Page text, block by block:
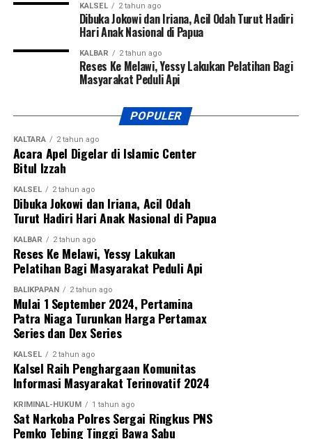
KALSEL 2 tahun ago
Dibuka Jokowi dan Iriana, Acil Odah Turut Hadiri
Hari Anak Nasional di Papua
KALBAR 2 tahun ago
Reses Ke Melawi, Yessy Lakukan Pelatihan Bagi
Masyarakat Peduli Api
POPULER
KALTARA 2 tahun ago
Acara Apel Digelar di Islamic Center
Bitul Izzah
KALSEL 2 tahun ago
Dibuka Jokowi dan Iriana, Acil Odah
Turut Hadiri Hari Anak Nasional di Papua
KALBAR 2 tahun ago
Reses Ke Melawi, Yessy Lakukan
Pelatihan Bagi Masyarakat Peduli Api
BALIKPAPAN 2 tahun ago
Mulai 1 September 2024, Pertamina
Patra Niaga Turunkan Harga Pertamax
Series dan Dex Series
KALSEL 2 tahun ago
Kalsel Raih Penghargaan Komunitas
Informasi Masyarakat Terinovatif 2024
KRIMINAL-HUKUM 1 tahun ago
Sat Narkoba Polres Sergai Ringkus PNS
Pemko Tebing Tinggi Bawa Sabu